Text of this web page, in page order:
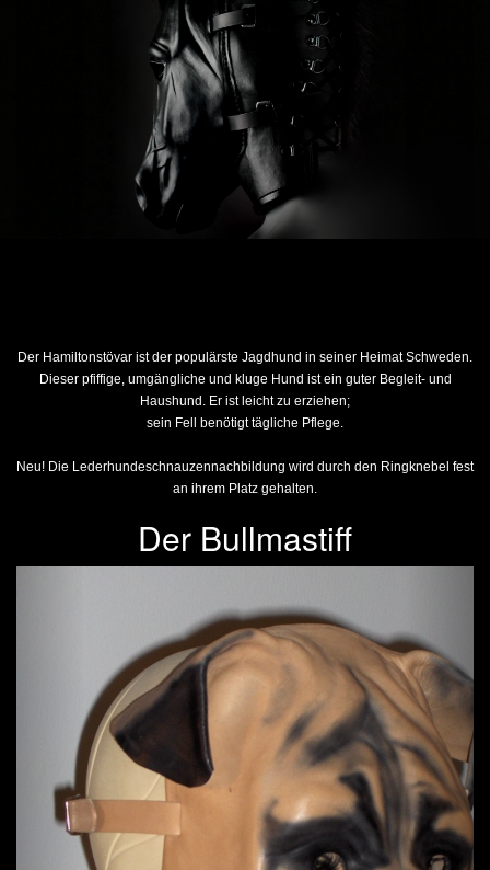
Der Hamiltonstövar ist der populärste Jagdhund in seiner Heimat Schweden.
Dieser pfiffige, umgängliche und kluge Hund ist ein guter Begleit- und
Haushund. Er ist leicht zu erziehen;
sein Fell benötigt tägliche Pflege.
Neu! Die Lederhundeschnauzennachbildung wird durch den Ringknebel fest
an ihrem Platz gehalten.
Der Bullmastiff